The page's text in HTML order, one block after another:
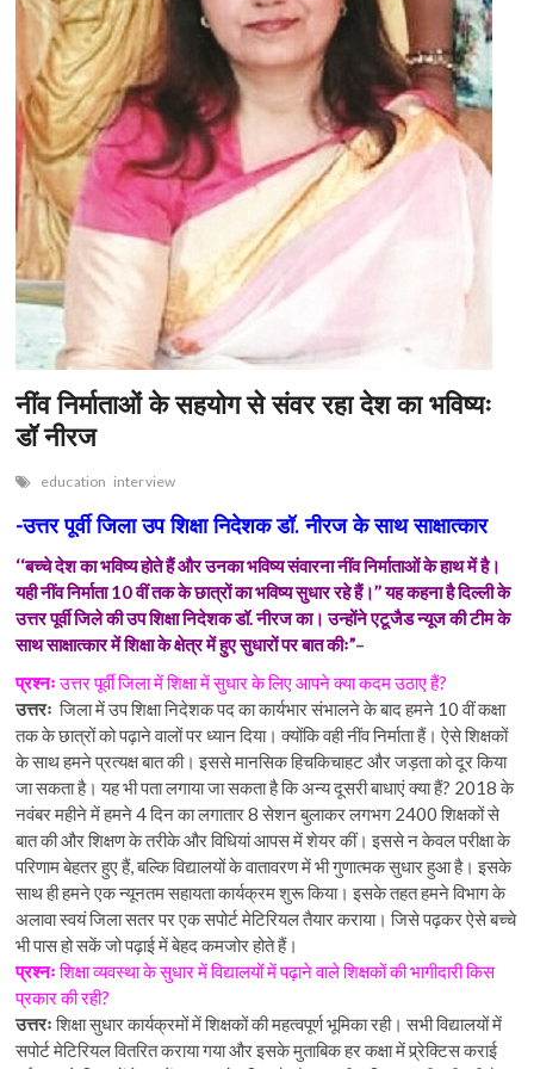
नींव निर्माताओं के सहयोग से संवर रहा देश का भविष्यः
डॉ नीरज
education interview
-उत्तर पूर्वी जिला उप शिक्षा निदेशक डॉ. नीरज के साथ साक्षात्कार
‘‘बच्चे देश का भविष्य होते हैं और उनका भविष्य संवारना नींव निर्माताओं के हाथ में है।
यही नींव निर्माता 10 वीं तक के छात्रों का भविष्य सुधार रहे हैं।’’ यह कहना है दिल्ली के
उत्तर पूर्वी जिले की उप शिक्षा निदेशक डॉ. नीरज का। उन्होंने एटूजैड न्यूज की टीम के
साथ साक्षात्कार में शिक्षा के क्षेत्र में हुए सुधारों पर बात कीः”–
प्रश्नःउत्तर पूर्वी जिला में शिक्षा में सुधार के लिए आपने क्या कदम उठाए हैं?
उत्तरः जिला में उप शिक्षा निदेशक पद का कार्यभार संभालने के बाद हमने 10 वीं कक्षा
तक के छात्रों को पढ़ाने वालों पर ध्यान दिया। क्योंकि वही नींव निर्माता हैं। ऐसे शिक्षकों
के साथ हमने प्रत्यक्ष बात की। इससे मानसिक हिचकिचाहट और जड़ता को दूर किया
जा सकता है। यह भी पता लगाया जा सकता है कि अन्य दूसरी बाधाएं क्या हैं? 2018 के
नवंबर महीने में हमने 4 दिन का लगातार 8 सेशन बुलाकर लगभग 2400 शिक्षकों से
बात की और शिक्षण के तरीके और विधियां आपस में शेयर कीं। इससे न केवल परीक्षा के
परिणाम बेहतर हुए हैं, बल्कि विद्यालयों के वातावरण में भी गुणात्मक सुधार हुआ है। इसके
साथ ही हमने एक न्यूनतम सहायता कार्यक्रम शुरू किया। इसके तहत हमने विभाग के
अलावा स्वयं जिला सतर पर एक सपोर्ट मेटिरियल तैयार कराया। जिसे पढ़कर ऐसे बच्चे
भी पास हो सकें जो पढ़ाई में बेहद कमजोर होते हैं।
प्रश्नःशिक्षा व्यवस्था के सुधार में विद्यालयों में पढ़ाने वाले शिक्षकों की भागीदारी किस
प्रकार की रही?
उत्तरःशिक्षा सुधार कार्यक्रमों में शिक्षकों की महत्वपूर्ण भूमिका रही। सभी विद्यालयों में
सपोर्ट मेटिरियल वितरित कराया गया और इसके मुताबिक हर कक्षा में प्र्रेक्टिस कराई